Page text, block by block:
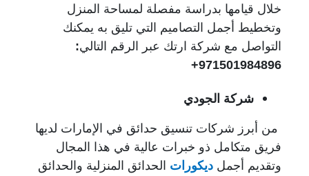
خلال قيامها بدراسة مفصلة لمساحة المنزل
وتخطيط أجمل التصاميم التي تليق به يمكنك
التواصل مع شركة ارتك عبر الرقم التالي:
971501984896+
شركة الجودي
من أبرز شركات تنسيق حدائق في الإمارات لديها
فريق متكامل ذو خبرات عالية في هذا المجال
وتقديم أجمل ديكورات الحدائق المنزلية والحدائق